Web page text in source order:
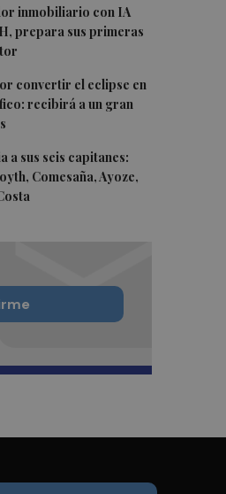
inmobiliario con IA
prepara sus primeras
convertir el eclipse en
recibirá a un gran
a sus seis capitanes:
Comesaña, Ayoze,